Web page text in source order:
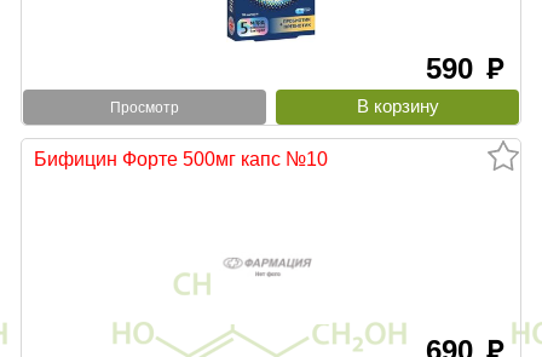
590 руб
Просмотр
Бифицин Форте 500мг капс №10